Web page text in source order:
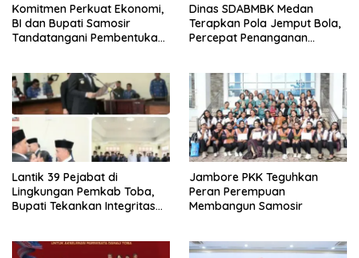
Komitmen Perkuat Ekonomi,
BI dan Bupati Samosir
Tandatangani Pembentukan
Dinas SDABMBK Medan
Terapkan Pola Jemput Bola,
Percepat Penanganan
Lantik 39 Pejabat di
Lingkungan Pemkab Toba,
Bupati Tekankan Integritas
Jambore PKK Teguhkan
Peran Perempuan
Membangun Samosir